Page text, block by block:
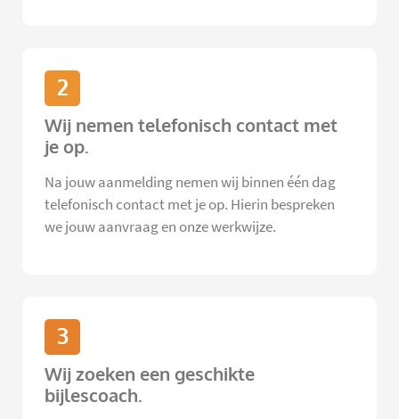
2
Wij nemen telefonisch contact met
je op.
Na jouw aanmelding nemen wij binnen één dag
telefonisch contact met je op. Hierin bespreken
we jouw aanvraag en onze werkwijze.
3
Wij zoeken een geschikte
bijlescoach.